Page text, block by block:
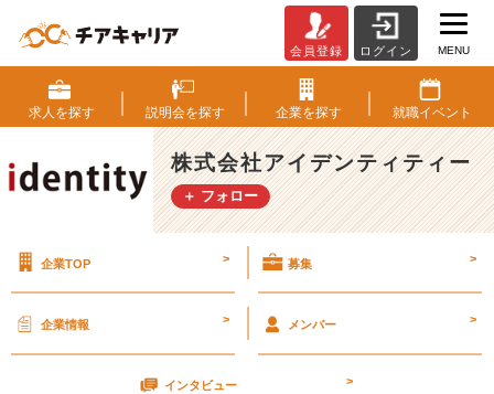
帯
【株
式
会
社
ア
テ
ィ
ー
会員登録 ログイン MENU
求人を探す 説明会を探す 企業を探す 就職イベント
株式会社アイデンティティー
＋ フォロー
企業TOP > 募集 >
企業情報 > メンバー >
インタビュー >